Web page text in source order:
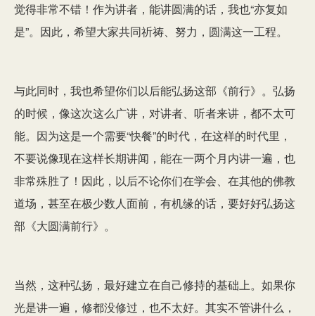
觉得非常不错！作为讲者，能讲圆满的话，我也“亦复如
是”。因此，希望大家共同祈祷、努力，圆满这一工程。
与此同时，我也希望你们以后能弘扬这部《前行》。弘扬
的时候，像这次这么广讲，对讲者、听者来讲，都不太可
能。因为这是一个需要“快餐”的时代，在这样的时代里，
不要说像现在这样长期讲闻，能在一两个月内讲一遍，也
非常殊胜了！因此，以后不论你们在学会、在其他的佛教
道场，甚至在极少数人面前，有机缘的话，要好好弘扬这
部《大圆满前行》。
当然，这种弘扬，最好建立在自己修持的基础上。如果你
光是讲一遍，修都没修过，也不太好。其实不管讲什么，